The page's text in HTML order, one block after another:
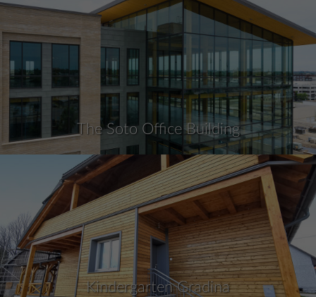
The Soto Office Building
Kindergarten Gradina